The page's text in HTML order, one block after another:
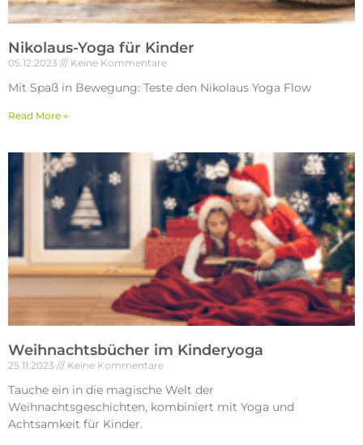
Nikolaus-Yoga für Kinder
05.12.2023 Keine Kommentare
Mit Spaß in Bewegung: Teste den Nikolaus Yoga Flow
Read More »
Weihnachtsbücher im Kinderyoga
25.11.2023 Keine Kommentare
Tauche ein in die magische Welt der
Weihnachtsgeschichten, kombiniert mit Yoga und
Achtsamkeit für Kinder.